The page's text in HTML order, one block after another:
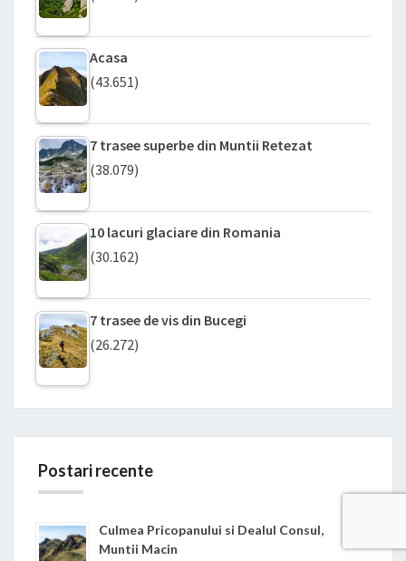
Acasa
(43.651)
7 trasee superbe din Muntii Retezat
(38.079)
10 lacuri glaciare din Romania
(30.162)
7 trasee de vis din Bucegi
(26.272)
Postari recente
Culmea Pricopanului si Dealul Consul,
Muntii Macin